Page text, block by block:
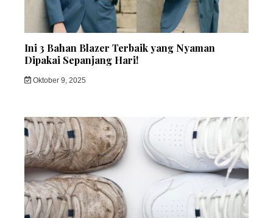
Ini 3 Bahan Blazer Terbaik yang Nyaman
Dipakai Sepanjang Hari!
Oktober 9, 2025